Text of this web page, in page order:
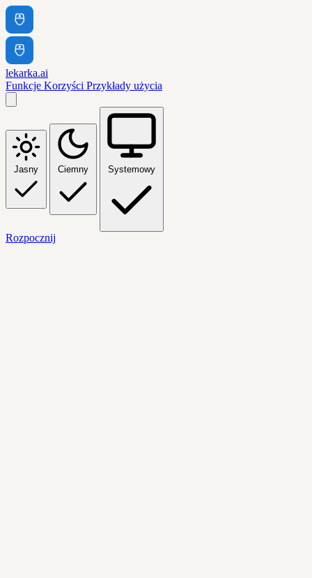
lekarka.ai
Funkcje Korzyści Przykłady użycia
Jasny Ciemny Systemowy
Rozpocznij